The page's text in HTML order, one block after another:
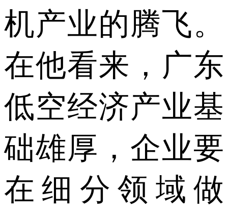
机产业的腾飞。
在他看来，广东
低空经济产业基
础雄厚，企业要
在细分领域做